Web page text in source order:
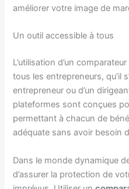
améliorer votre image de
Un outil accessible à tous
L’utilisation d’un
tous les entrepreneurs, qu’il
entrepreneur ou d’un
plateformes sont conçues
permettant à chacun de
adéquate sans avoir besoin
Dans le monde dynamique
d’assurer la protection de